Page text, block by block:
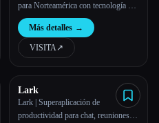
para Norteamérica con tecnología de
IA
Más detalles →
VISITA↗︎
Lark
Lark | Superaplicación de
productividad para chat, reuniones,